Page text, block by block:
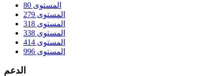
المستوى 80
المستوى 279
المستوى 318
المستوى 338
المستوى 414
المستوى 996
الدعم